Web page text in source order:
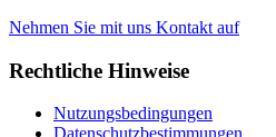
Nehmen Sie mit uns Kontakt auf
Rechtliche Hinweise
Nutzungsbedingungen